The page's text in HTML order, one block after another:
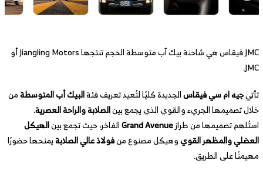
JMC فيقاس هي شاحنة بيك آب متوسطة الحجم تنتجها Jiangling Motors أو
JMC.
تأتيجيه ام سي فيقاسالجديدة كليًا لتُعيد تعريف فئةالبيك أب المتوسطةمن
خلال تصميمها الجريء والقوي الذي يجمع بينالصلابة والراحة العصرية.
استُلهم تصميمها من طرازGrand Avenueالفاخر، حيث تجمع بينالهيكل
العضلي والمظهر القويوهيكل مصنوع منفولاذ عالي الصلابةيمنحها حضورًا
مهيمنًا على الطريق.